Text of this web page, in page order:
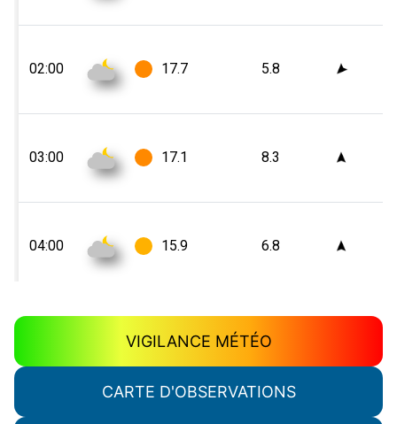
VIGILANCE MÉTÉO
CARTE D'OBSERVATIONS